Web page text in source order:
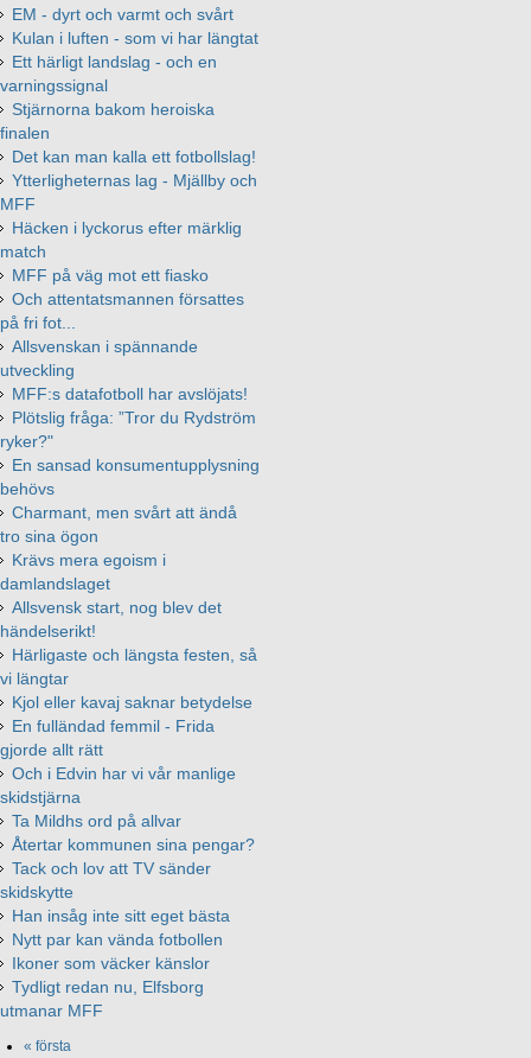
EM - dyrt och varmt och svårt
Kulan i luften - som vi har längtat
Ett härligt landslag - och en
varningssignal
Stjärnorna bakom heroiska
finalen
Det kan man kalla ett fotbollslag!
Ytterligheternas lag - Mjällby och
MFF
Häcken i lyckorus efter märklig
match
MFF på väg mot ett fiasko
Och attentatsmannen försattes
på fri fot...
Allsvenskan i spännande
utveckling
MFF:s datafotboll har avslöjats!
Plötslig fråga: ”Tror du Rydström
ryker?"
En sansad konsumentupplysning
behövs
Charmant, men svårt att ändå
tro sina ögon
Krävs mera egoism i
damlandslaget
Allsvensk start, nog blev det
händelserikt!
Härligaste och längsta festen, så
vi längtar
Kjol eller kavaj saknar betydelse
En fulländad femmil - Frida
gjorde allt rätt
Och i Edvin har vi vår manlige
skidstjärna
Ta Mildhs ord på allvar
Återtar kommunen sina pengar?
Tack och lov att TV sänder
skidskytte
Han insåg inte sitt eget bästa
Nytt par kan vända fotbollen
Ikoner som väcker känslor
Tydligt redan nu, Elfsborg
utmanar MFF
« första